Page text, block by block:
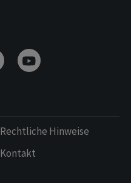
Rechtliche Hinweise
Kontakt